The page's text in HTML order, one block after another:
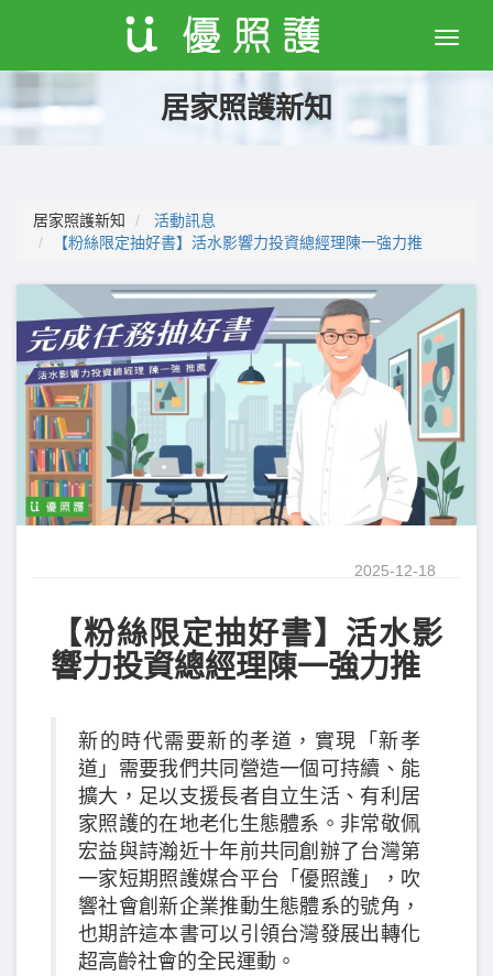
Toggle
居家照護新知
居家照護新知
活動訊息
【粉絲限定抽好書】活水影響力投資總經理陳一強力推
2025-12-18
【粉絲限定抽好書】活水影
響力投資總經理陳一強力推
新的時代需要新的孝道，實現「新孝
道」需要我們共同營造一個可持續、能
擴大，足以支援長者自立生活、有利居
家照護的在地老化生態體系。非常敬佩
宏益與詩瀚近十年前共同創辦了台灣第
一家短期照護媒合平台「優照護」，吹
響社會創新企業推動生態體系的號角，
也期許這本書可以引領台灣發展出轉化
超高齡社會的全民運動。